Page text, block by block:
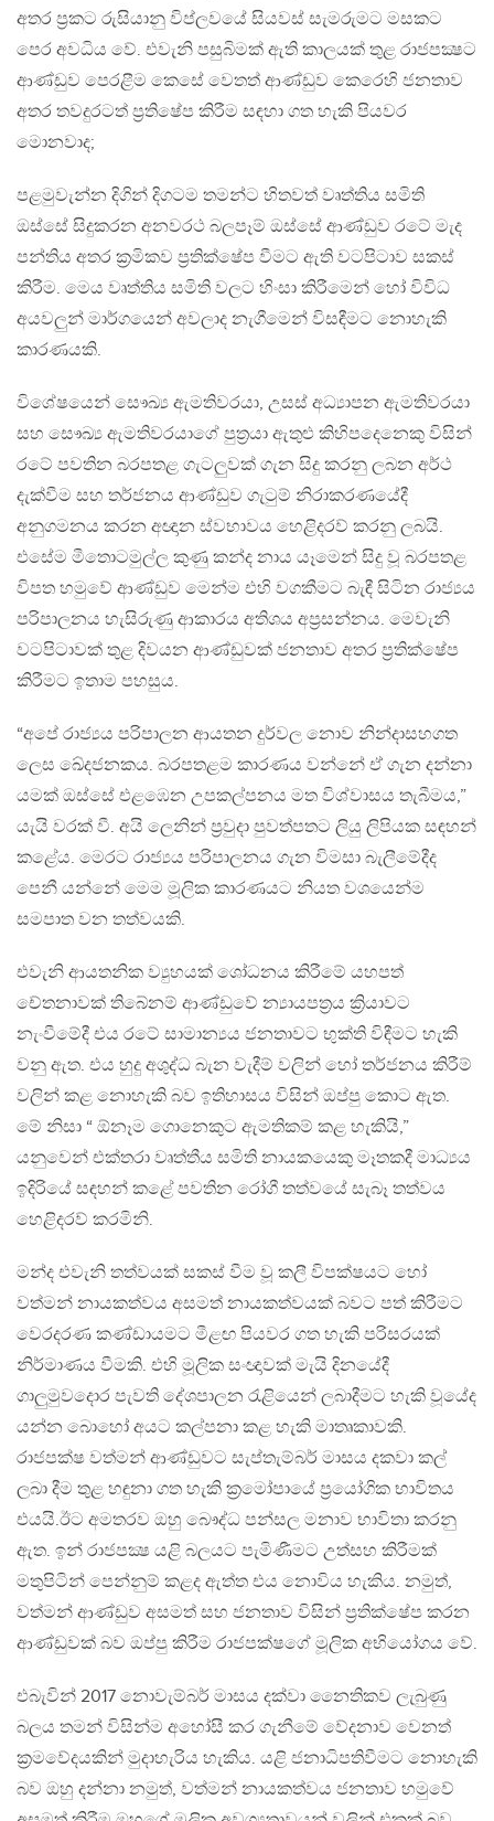
අතර ප්‍රකට රුසියානු විප්ලවයේ සියවස් සැමරුමට මසකට
පෙර අවධිය වේ. එවැනි පසුබිමක් ඇති කාලයක් තුළ රාජපක්‍ෂට
ආණ්ඩුව පෙරළීම කෙසේ වෙතත් ආණ්ඩුව කෙරෙහි ජනතාව
අතර තවදුරටත් ප්‍රතිෂේප කිරීම සඳහා ගත හැකි පියවර
මොනවාද;
පළමුවැන්න දිගින් දිගටම තමන්ට හිතවත් වෘත්තිය සමිති
ඔස්සේ සිදුකරන අනවරථ බලපෑම් ඔස්සේ ආණ්ඩුව රටේ මැද
පන්තිය අතර ක්‍රමිකව ප්‍රතික්ෂේප වීමට ඇති වටපිටාව සකස්
කිරීම. මෙය වෘත්තිය සමිති වලට හිංසා කිරීමෙන් හෝ විවිධ
අයවලුන් මාර්ගයෙන් අවලාද නැගීමෙන් විසඳීමට නොහැකි
කාරණයකි.
විශේෂයෙන් සෞඛ්‍ය ඇමතිවරයා, උසස් අධ්‍යාපන ඇමතිවරයා
සහ සෞඛ්‍ය ඇමතිවරයාගේ පුත්‍රයා ඇතුළු කිහිපදෙනෙකු විසින්
රටේ පවතින බරපතළ ගැටලුවක් ගැන සිදු කරනු ලබන අර්ථ
දැක්වීම සහ තර්ජනය ආණ්ඩුව ගැටුම් නිරාකරණයේදී
අනුගමනය කරන අඥාන ස්වභාවය හෙළිදරව් කරනු ලබයි.
එසේම මීතොටමුල්ල කුණු කන්ද නාය යෑමෙන් සිදු වූ බරපතළ
විපත හමුවේ ආණ්ඩුව මෙන්ම එහි වගකීමට බැඳී සිටින රාජ්‍යය
පරිපාලනය හැසිරුණු ආකාරය අතිශය අප්‍රසන්නය. මෙවැනි
වටපිටාවක් තුළ දිවයන ආණ්ඩුවක් ජනතාව අතර ප්‍රතික්ෂේප
කිරීමට ඉතාම පහසුය.
“අපේ රාජ්‍යය පරිපාලන ආයතන දුර්වල නොව නින්දාසහගත
ලෙස ඛේදජනකය. බරපතළම කාරණය වන්නේ ඒ ගැන දන්නා
යමක් ඔස්සේ එළඹෙන උපකල්පනය මත විශ්වාසය තැබීමය,”
යැයි වරක් වී. අයි ලෙනින් ප්‍රවුදා පුවත්පතට ලියු ලිපියක සඳහන්
කළේය. මෙරට රාජ්‍යය පරිපාලනය ගැන විමසා බැලීමේදීද
පෙනී යන්නේ මෙම මූලික කාරණයට නියත වශයෙන්ම
සමපාත වන තත්වයකි.
එවැනි ආයතනික ව්‍යුහයක් ශෝධනය කිරීමේ යහපත්
චේතනාවක් තිබේනම් ආණ්ඩුවේ න්‍යායපත්‍රය ක්‍රියාවට
නැංවීමේදී එය රටේ සාමාන්‍යය ජනතාවට භුක්ති විඳීමට හැකි
වනු ඇත. එය හුදු අශුද්ධ බැන වැදීම් වලින් හෝ තර්ජනය කිරීම්
වලින් කළ නොහැකි බව ඉතිහාසය විසින් ඔප්පු කොට ඇත.
මේ නිසා “ ඕනෑම ගොනෙකුට ඇමතිකම් කළ හැකියි,”
යනුවෙන් එක්තරා වෘත්තීය සමිති නායකයෙකු මෑතකදී මාධ්‍යය
ඉදිරියේ සඳහන් කළේ පවතින රෝගී තත්වයේ සැබෑ තත්වය
හෙළිදරව් කරමිනි.
මන්ද එවැනි තත්වයක් සකස් වීම වූ කලී විපක්ෂයට හෝ
වත්මන් නායකත්වය අසමත් නායකත්වයක් බවට පත් කිරීමට
වෙරදරණ කණ්ඩායමට මීළඟ පියවර ගත හැකි පරිසරයක්
නිර්මාණය වීමකි. එහි මූලික සංඥාවක් මැයි දිනයේදී
ගාලුමුවදොර පැවති දේශපාලන රැළියෙන් ලබාදීමට හැකි වූයේද
යන්න බොහෝ අයට කල්පනා කළ හැකි මාතෘකාවකි.
රාජපක්ෂ වත්මන් ආණ්ඩුවට සැප්තැම්බර් මාසය දකවා කල්
ලබා දීම තුළ හඳුනා ගත හැකි ක්‍රමෝපායේ ප්‍රයෝගික භාවිතය
එයයි.ඊට අමතරව ඔහු බෞද්ධ පන්සල මනාව භාවිතා කරනු
ඇත. ඉන් රාජපක්‍ෂ යළි බලයට පැමිණීමට උත්සහ කිරීමක්
මතුපිටින් පෙන්නුම් කළද ඇත්ත එය නොවිය හැකිය. නමුත්,
වත්මන් ආණ්ඩුව අසමත් සහ ජනතාව විසින් ප්‍රතික්ෂේප කරන
ආණ්ඩුවක් බව ඔප්පු කිරීම රාජපක්ෂගේ මූලික අභියෝගය වේ.
එබැවින් 2017 නොවැම්බර් මාසය දක්වා නෛතිකව ලැබුණු
බලය තමන් විසින්ම අහෝසී කර ගැනීමේ වේදනාව වෙනත්
ක්‍රමවේදයකින් මුදාහැරිය හැකිය. යළි ජනාධිපතිවීමට නොහැකි
බව ඔහු දන්නා නමුත්, වත්මන් නායකත්වය ජනතාව හමුවේ